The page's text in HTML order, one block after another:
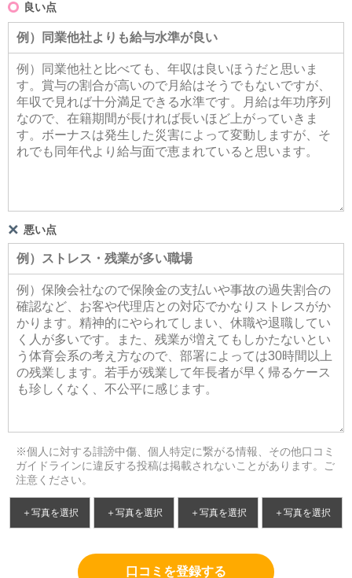
良い点
悪い点
※個人に対する誹謗中傷、個人特定に繋がる情報、その他口コミ
ガイドラインに違反する投稿は掲載されないことがあります。ご
注意ください。
＋写真を選択 ＋写真を選択 ＋写真を選択 ＋写真を選択
口コミを登録する